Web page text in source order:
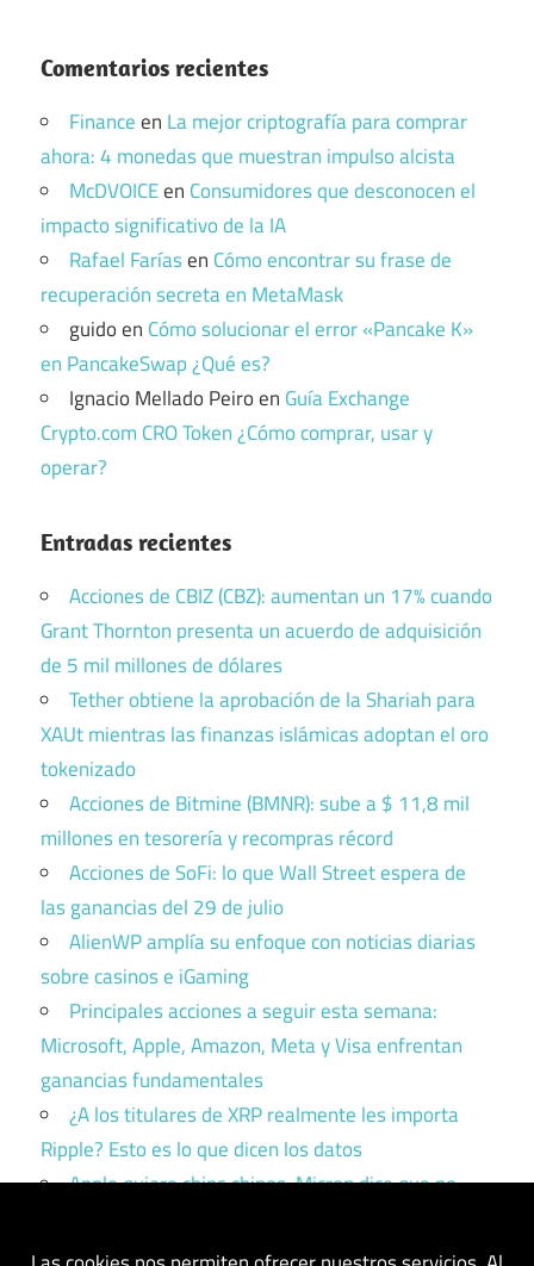
Comentarios recientes
Financeen La mejor criptografía para comprar
ahora: 4 monedas que muestran impulso alcista
McDVOICEen Consumidores que desconocen el
impacto significativo de la IA
Rafael Faríasen Cómo encontrar su frase de
recuperación secreta en MetaMask
guidoen Cómo solucionar el error «Pancake K»
en PancakeSwap ¿Qué es?
Ignacio Mellado Peiroen Guía Exchange
Crypto.com CRO Token ¿Cómo comprar, usar y
operar?
Entradas recientes
Acciones de CBIZ (CBZ): aumentan un 17% cuando
Grant Thornton presenta un acuerdo de adquisición
de 5 mil millones de dólares
Tether obtiene la aprobación de la Shariah para
XAUt mientras las finanzas islámicas adoptan el oro
tokenizado
Acciones de Bitmine (BMNR): sube a $ 11,8 mil
millones en tesorería y recompras récord
Acciones de SoFi: lo que Wall Street espera de
las ganancias del 29 de julio
AlienWP amplía su enfoque con noticias diarias
sobre casinos e iGaming
Principales acciones a seguir esta semana:
Microsoft, Apple, Amazon, Meta y Visa enfrentan
ganancias fundamentales
¿A los titulares de XRP realmente les importa
Ripple? Esto es lo que dicen los datos
Apple quiere chips chinos. Micron dice que no.